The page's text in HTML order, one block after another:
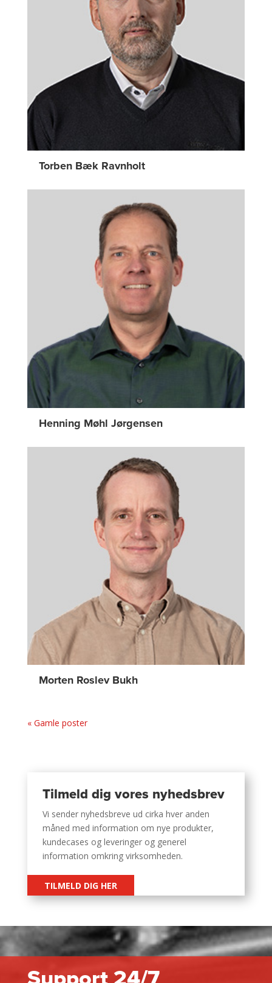
Torben Bæk Ravnholt
Henning Møhl Jørgensen
Morten Roslev Bukh
« Gamle poster
Tilmeld dig vores nyhedsbrev
Vi sender nyhedsbreve ud cirka hver anden
måned med information om nye produkter,
kundecases og leveringer og generel
information omkring virksomheden.
TILMELD DIG HER